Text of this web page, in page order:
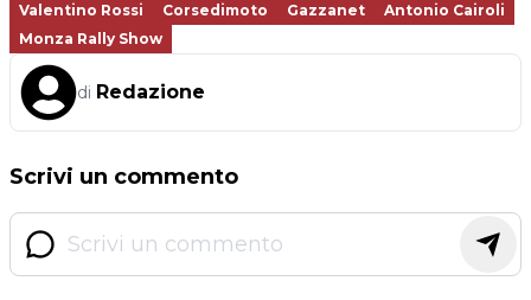
Valentino Rossi Corsedimoto Gazzanet
Antonio Cairoli
Monza Rally Show
di Redazione
Scrivi un commento